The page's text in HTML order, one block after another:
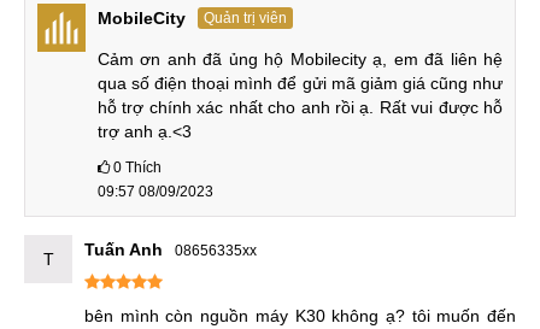
Thay, sửa IC sóng Xiaomi Redmi K30, K30 Pro
Sửa, Thay ổ sim Xiaomi Redmi K30, K30 Pro
Sửa, Thay IC nguồn Xiaomi Redmi K30, K30 Pro
Sửa, Thay Main Xiaomi Redmi K30, K30 Pro
MobileCity Quản trị viên
Cảm ơn anh đã ủng hộ Mobilecity ạ, em đã liên hệ
qua số điện thoại mình để gửi mã giảm giá cũng như
hỗ trợ chính xác nhất cho anh rồi ạ. Rất vui được hỗ
trợ anh ạ.<3
0 Thích
09:57 08/09/2023
T Tuấn Anh 08656335xx
bên mình còn nguồn máy K30 không ạ? tôi muốn đến